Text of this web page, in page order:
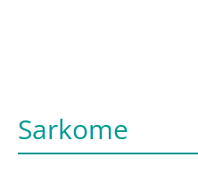
Sarkome